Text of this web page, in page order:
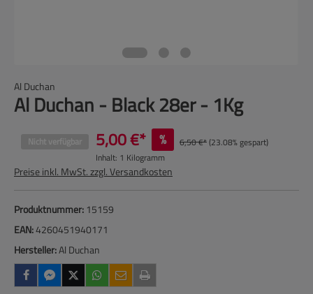
Al Duchan
Al Duchan - Black 28er - 1Kg
Nicht verfügbar 5,00 €* % 6,50 €*(23.08% gespart)
Inhalt: 1 Kilogramm
Preise inkl. MwSt. zzgl. Versandkosten
Produktnummer: 15159
EAN:4260451940171
Hersteller:Al Duchan